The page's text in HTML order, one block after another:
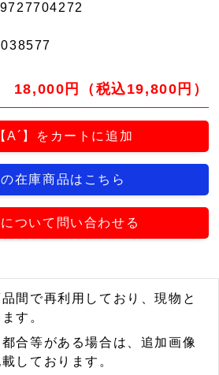
18,000円（税込19,800円）
A´】をカートに追加
在庫商品はこちら
ついて問い合わせる
間で再利用しており、現物と
す。
都合等がある場合は、追加画像
しております。